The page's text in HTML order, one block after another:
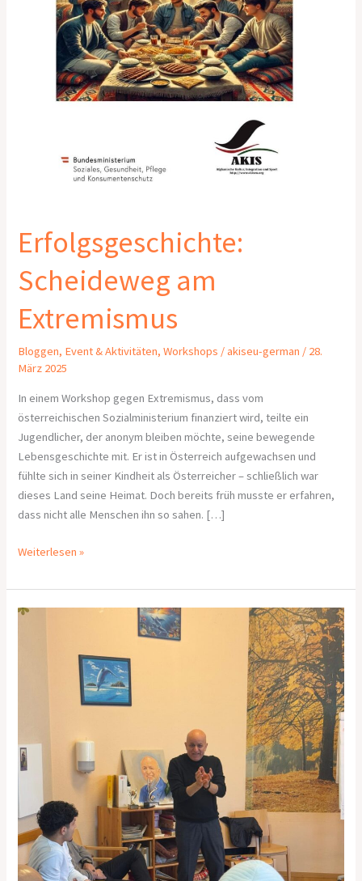
Erfolgsgeschichte:
Scheideweg am
Extremismus
Bloggen, Event & Aktivitäten,Workshops /akiseu-german / 28.
März 2025
In einem Workshop gegen Extremismus, dass vom
österreichischen Sozialministerium finanziert wird, teilte ein
Jugendlicher, der anonym bleiben möchte, seine bewegende
Lebensgeschichte mit. Er ist in Österreich aufgewachsen und
fühlte sich in seiner Kindheit als Österreicher – schließlich war
dieses Land seine Heimat. Doch bereits früh musste er erfahren,
dass nicht alle Menschen ihn so sahen. […]
Weiterlesen »
Workshop
Extremismus